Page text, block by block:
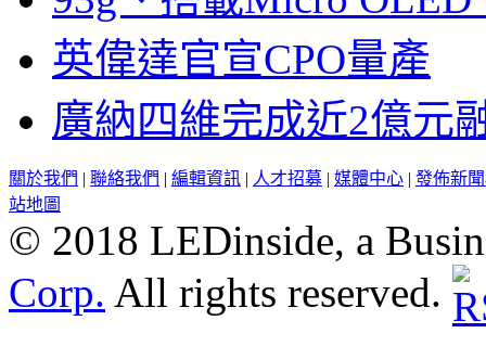
英偉達官宣CPO量產
廣納四維完成近2億元
關於我們 | 聯絡我們 | 編輯資訊 | 人才招募 | 媒體中心 | 發佈新
站地圖
© 2018 LEDinside, a
Corp. All rights reserved.